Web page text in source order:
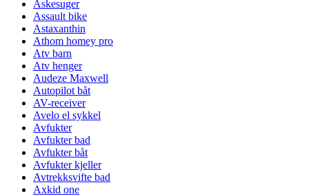
Askesuger
Assault bike
Astaxanthin
Athom homey pro
Atv barn
Atv henger
Audeze Maxwell
Autopilot båt
AV-receiver
Avelo el sykkel
Avfukter
Avfukter bad
Avfukter båt
Avfukter kjeller
Avtrekksvifte bad
Axkid one